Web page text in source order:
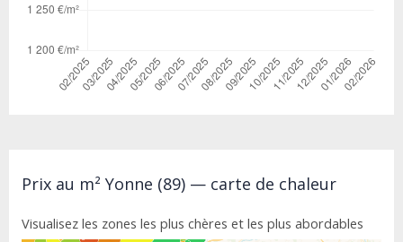
Prix au m² Yonne (89) — carte de chaleur
Visualisez les zones les plus chères et les plus abordables